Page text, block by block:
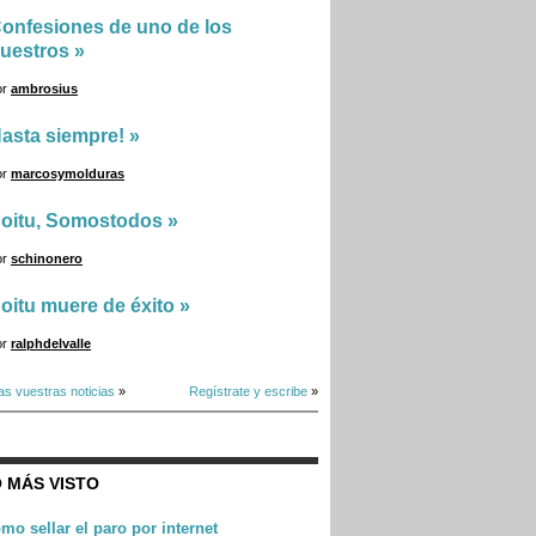
de uno de los
»
ambrosius
siempre! »
marcosymolduras
Somostodos »
schinonero
muere de éxito »
ralphdelvalle
vuestras noticias » Regístrate y escribe »
MÁS VISTO
sellar el paro por internet